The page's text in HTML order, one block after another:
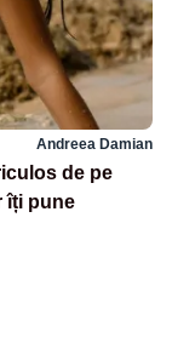
Andreea Damian
de pe
îți pune